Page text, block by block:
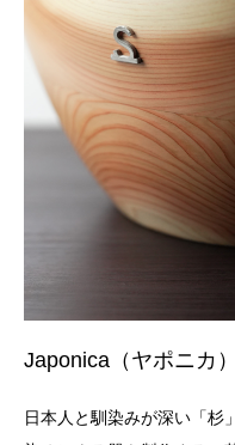
Japonica（ヤポニカ
日本人と馴染みが深い「杉